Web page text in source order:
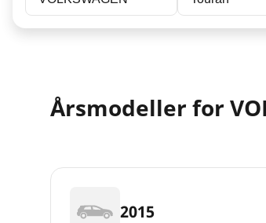
Årsmodeller for
2015